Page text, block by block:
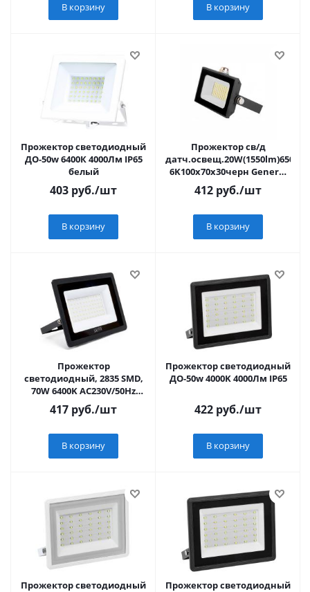
В корзину В корзину
Прожектор светодиодный
ДО-50w 6400К 4000Лм IP65
белый
403 руб./шт
В корзину
Прожектор св/д
датч.освещ.20W(1550lm)6500K
6K100х70х30черн General
403222
412 руб./шт
В корзину
Прожектор
светодиодный, 2835 SMD,
70W 6400K AC230V/50Hz
IP65, черный в
компактном корпусе,
417 руб./шт
В корзину
Прожектор светодиодный
ДО-50w 4000K 4000Лм IP65
422 руб./шт
В корзину
Прожектор светодиодный
Прожектор светодиодный